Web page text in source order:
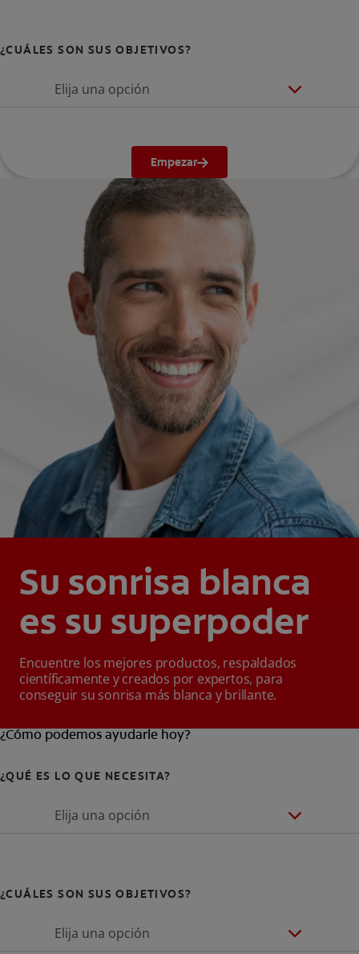
¿CUÁLES SON SUS OBJETIVOS?
Elija una opción
Empezar
Su sonrisa blanca
es su superpoder
Encuentre los mejores productos, respaldados
científicamente y creados por expertos, para
conseguir su sonrisa más blanca y brillante.
¿Cómo podemos ayudarle hoy?
¿QUÉ ES LO QUE NECESITA?
Elija una opción
¿CUÁLES SON SUS OBJETIVOS?
Elija una opción